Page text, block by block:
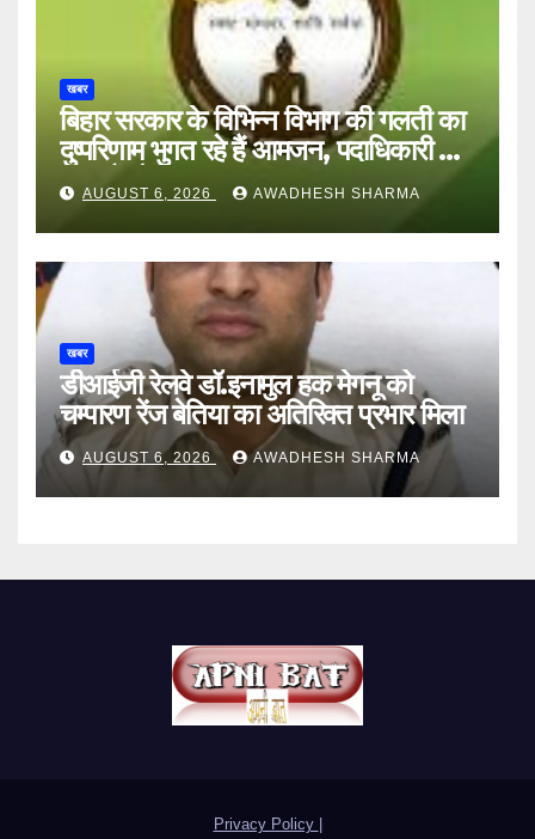
खबर
बिहार सरकार के विभिन्न विभाग की गलती का
दुष्परिणाम भुगत रहे हैं आमजन, पदाधिकारी और
अन्य हैं मौन
AUGUST 6, 2026 AWADHESH SHARMA
खबर
डीआईजी रेलवे डॉ.इनामुल हक मेगनू को
चम्पारण रेंज बेतिया का अतिरिक्त प्रभार मिला
AUGUST 6, 2026 AWADHESH SHARMA
Privacy Policy